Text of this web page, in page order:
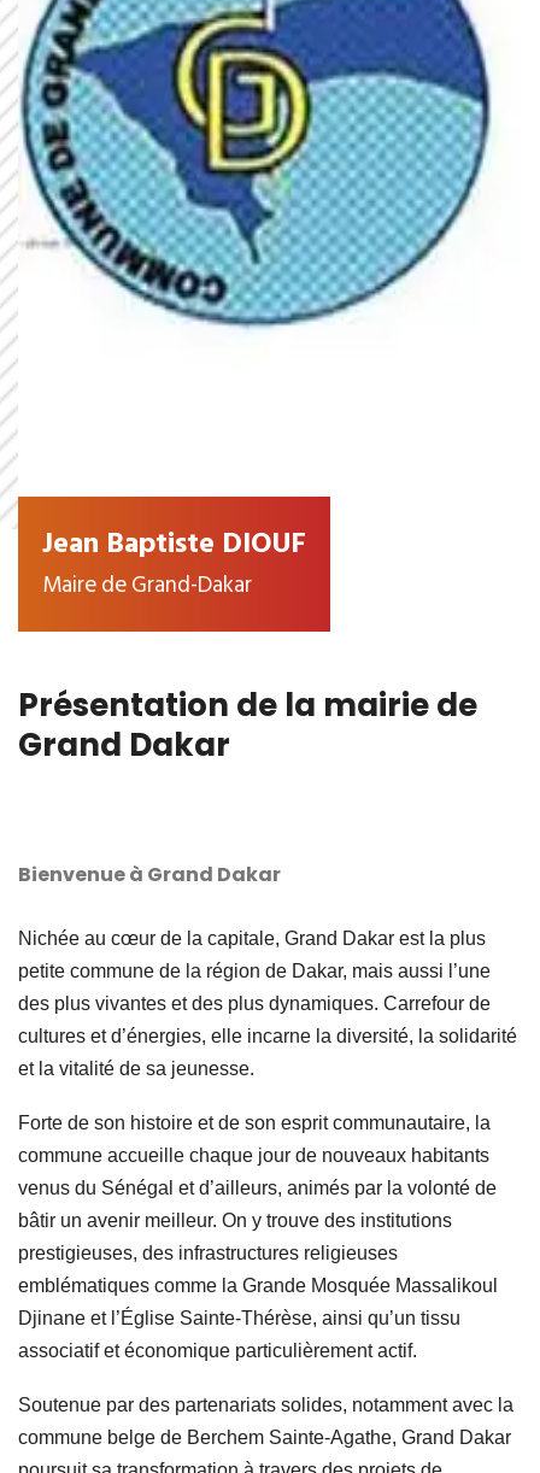
Jean Baptiste DIOUF
Maire de Grand-Dakar
Présentation de la mairie de
Grand Dakar
Bienvenue à Grand Dakar
Nichée au cœur de la capitale, Grand Dakar est la plus
petite commune de la région de Dakar, mais aussi l’une
des plus vivantes et des plus dynamiques. Carrefour de
cultures et d’énergies, elle incarne la diversité, la solidarité
et la vitalité de sa jeunesse.
Forte de son histoire et de son esprit communautaire, la
commune accueille chaque jour de nouveaux habitants
venus du Sénégal et d’ailleurs, animés par la volonté de
bâtir un avenir meilleur. On y trouve des institutions
prestigieuses, des infrastructures religieuses
emblématiques comme la Grande Mosquée Massalikoul
Djinane et l’Église Sainte-Thérèse, ainsi qu’un tissu
associatif et économique particulièrement actif.
Soutenue par des partenariats solides, notamment avec la
commune belge de Berchem Sainte-Agathe, Grand Dakar